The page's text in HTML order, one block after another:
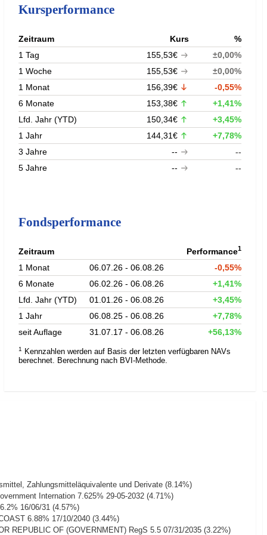
Kursperformance
Zeitraum Kurs
%
1 Tag
155,53€
±0,00%
1 Woche
155,53€
±0,00%
1 Monat
156,39€
-0,55%
6 Monate
153,38€
+1,41%
Lfd. Jahr (YTD)
150,34€
+3,45%
1 Jahr
144,31€
+7,78%
3 Jahre
--
--
5 Jahre
-- --
Fondsperformance
Zeitraum Performance1
1 Monat 06.07.26 - 06.08.26
-0,55%
6 Monate
06.02.26 - 06.08.26
+1,41%
Lfd. Jahr (YTD)
01.01.26 - 06.08.26
+3,45%
1 Jahr
06.08.25 - 06.08.26
+7,78%
seit Auflage
31.07.17 - 06.08.26 +56,13%
1
Kennzahlen werden auf Basis der letzten verfügbaren NAVs
berechnet. Berechnung nach BVI-Methode.
Zahlungsmitteläquivalente und Derivate (8.14%)
Internation 7.625% 29-05-2032 (4.71%)
16/06/31 (4.57%)
6.88% 17/10/2040 (3.44%)
REPUBLIC OF (GOVERNMENT) RegS 5.5 07/31/2035 (3.22%)